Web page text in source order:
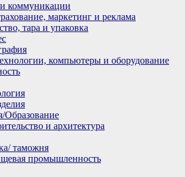
и коммуникации
маркетинг и реклама
тара и упаковка
компьютеры и оборудование
Образование
и архитектура
таможня
промышленность